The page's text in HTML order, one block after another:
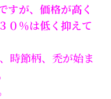
すが、価格が高く
０％は低く抑えて
時節柄、禿が始ま